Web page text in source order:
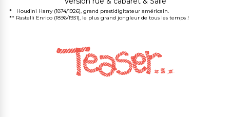
* Houdini Harry (1874/1926), grand prestidigitateur américain.
** Rastelli Enrico (1896/1931), le plus grand jongleur de tous les temps !